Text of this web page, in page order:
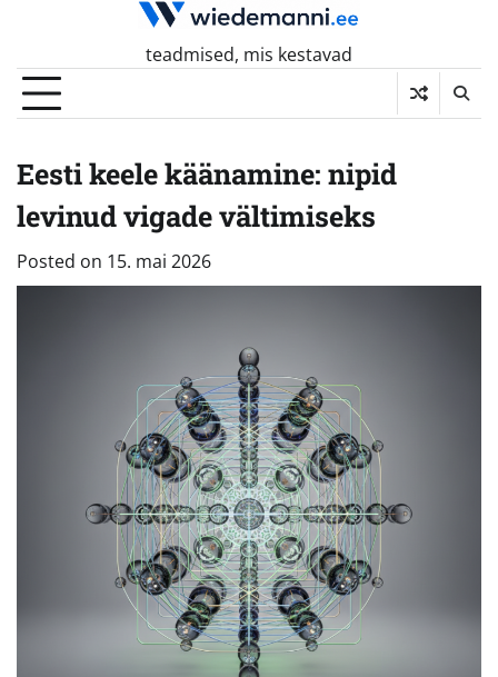
content
teadmised, mis kestavad
Eesti keele käänamine: nipid
levinud vigade vältimiseks
Posted on 15. mai 2026